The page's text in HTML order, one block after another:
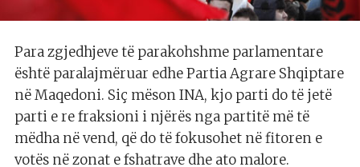
Para zgjedhjeve të parakohshme parlamentare
është paralajmëruar edhe Partia Agrare Shqiptare
në Maqedoni. Siç mëson INA, kjo parti do të jetë
parti e re fraksioni i njërës nga partitë më të
mëdha në vend, që do të fokusohet në fitoren e
votës në zonat e fshatrave dhe ato malore.